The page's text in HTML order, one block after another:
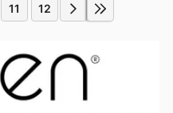
11 12